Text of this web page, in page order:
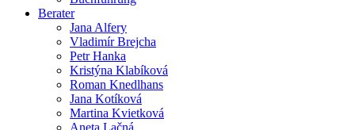
Berater
Jana Alfery
Vladimír Brejcha
Petr Hanka
Kristýna Klabíková
Roman Knedlhans
Jana Kotíková
Martina Kvietková
Aneta Lačná